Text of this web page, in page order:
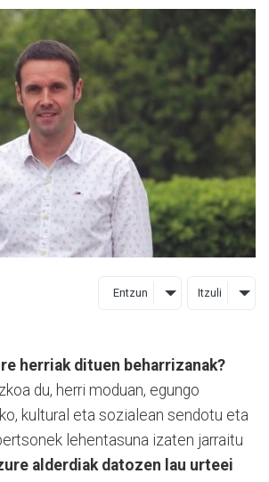
Entzun Itzuli
herriak dituen beharrizanak?
du, herri mo­duan, egungo
kultural eta sozialean sendotu eta
lehentasuna izaten jarraitu
alderdiak datozen lau urteei